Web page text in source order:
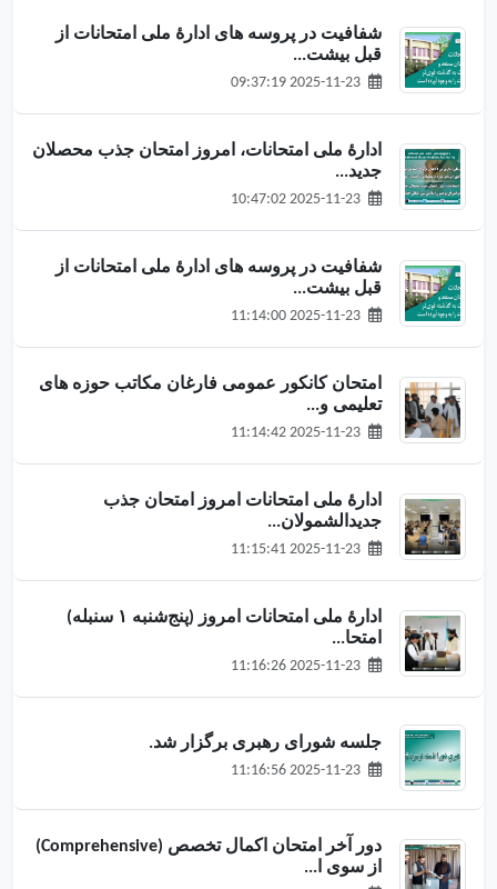
شفافیت در پروسه های ادارۀ ملی امتحانات از
قبل بیشت...
ادارهٔ ملی امتحانات، امروز امتحان جذب محصلان
جدید...
شفافیت در پروسه های ادارۀ ملی امتحانات از
قبل بیشت...
امتحان کانکور عمومی فارغان مکاتب حوزه های
تعلیمی و...
ادارهٔ ملی امتحانات امروز امتحان جذب
جدیدالشمولان...
ادارهٔ ملی امتحانات امروز (پنج‌شنبه ۱ سنبله)
امتحا...
جلسه شورای رهبری برگزار شد.
دور آخر امتحان اکمال تخصص (Comprehensive)
از سوی ا...